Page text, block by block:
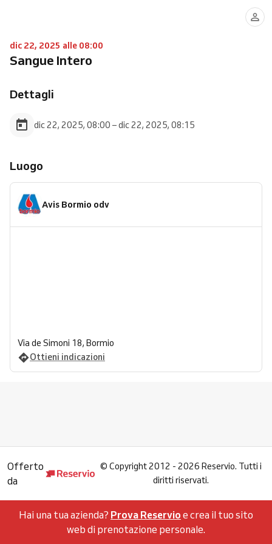
dic 22, 2025 alle 08:00
Sangue Intero
Dettagli
dic 22, 2025, 08:00 – dic 22, 2025, 08:15
Luogo
Avis Bormio odv
Via de Simoni 18, Bormio
Ottieni indicazioni
Offerto
da
© Copyright 2012 - 2026 Reservio. Tutti i
diritti riservati.
Hai una tua azienda? Prova Reservio e crea il tuo sito
web di prenotazione personale.